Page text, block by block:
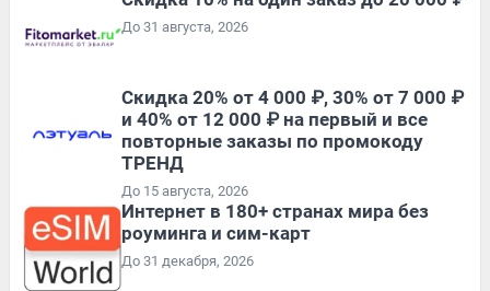
До 31 августа, 2026
Скидка 20% от 4 000 ₽, 30% от 7 000 ₽
и 40% от 12 000 ₽ на первый и все
повторные заказы по промокоду
ТРЕНД
До 15 августа, 2026
Интернет в 180+ странах мира без
роуминга и сим-карт
До 31 декабря, 2026